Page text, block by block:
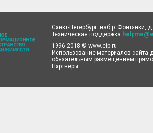
Санкт-Петербург: наб.р. Фонтанки,
Техническая поддержка
1996-2018 © www.eip.ru
Использование материалов сайта
обязательным размещением
Партнеры